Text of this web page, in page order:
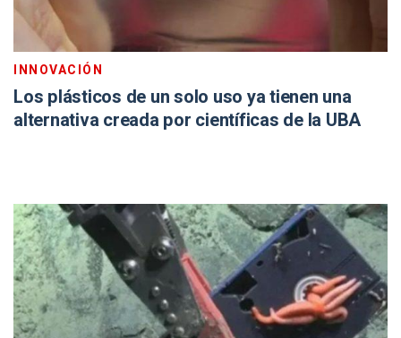
INNOVACIÓN
Los plásticos de un solo uso ya tienen una
alternativa creada por científicas de la UBA